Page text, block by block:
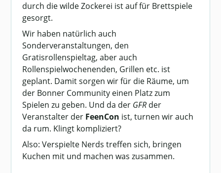
durch die wilde Zockerei ist auf für Brettspiele
gesorgt.
Wir haben natürlich auch
Sonderveranstaltungen, den
Gratisrollenspieltag, aber auch
Rollenspielwochenenden, Grillen etc. ist
geplant. Damit sorgen wir für die Räume, um
der Bonner Community einen Platz zum
Spielen zu geben. Und da der GFR der
Veranstalter der FeenCon ist, turnen wir auch
da rum. Klingt kompliziert?
Also: Verspielte Nerds treffen sich, bringen
Kuchen mit und machen was zusammen.